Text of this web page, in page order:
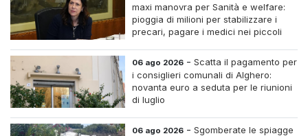
maxi manovra per Sanità e welfare:
pioggia di milioni per stabilizzare i
precari, pagare i medici nei piccoli
06 ago 2026 -Scatta il pagamento per
i consiglieri comunali di Alghero:
novanta euro a seduta per le riunioni
di luglio
06 ago 2026 -Sgomberate le spiagge